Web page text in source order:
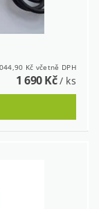
2 044,90 Kč včetně DPH
1 690 Kč/ ks